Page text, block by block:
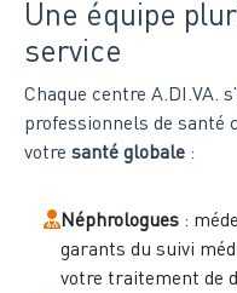
Une équipe
service
Chaque centre A.DI.VA.
professionnels de santé
votre santé globale :
Néphrologues :
garants du suivi
votre traitement de